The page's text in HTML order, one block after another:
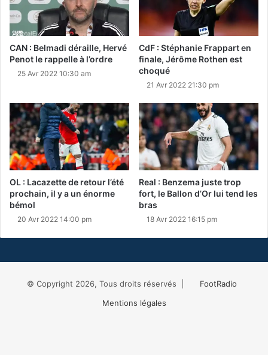
CAN : Belmadi déraille, Hervé
Penot le rappelle à l’ordre
25 Avr 2022 10:30 am
CdF : Stéphanie Frappart en
finale, Jérôme Rothen est
choqué
21 Avr 2022 21:30 pm
OL : Lacazette de retour l’été
prochain, il y a un énorme
bémol
20 Avr 2022 14:00 pm
Real : Benzema juste trop
fort, le Ballon d’Or lui tend les
bras
18 Avr 2022 16:15 pm
© Copyright 2026, Tous droits réservés |
FootRadio
Mentions légales